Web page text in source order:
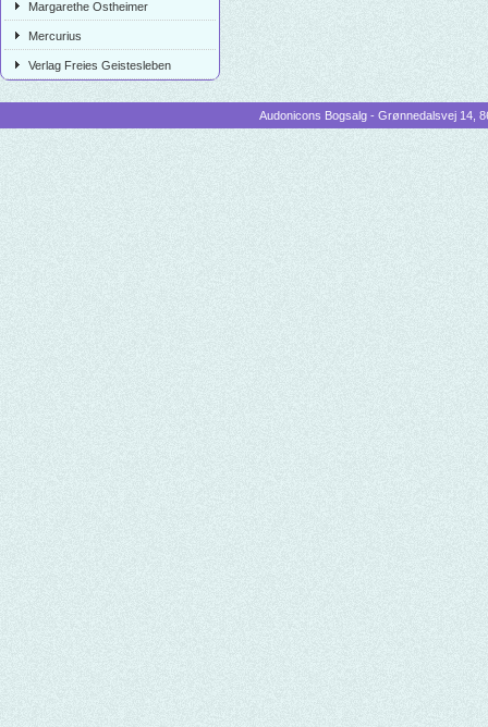
Margarethe Ostheimer
Mercurius
Verlag Freies Geistesleben
Audonicons Bogsalg - Grønnedalsvej 14,